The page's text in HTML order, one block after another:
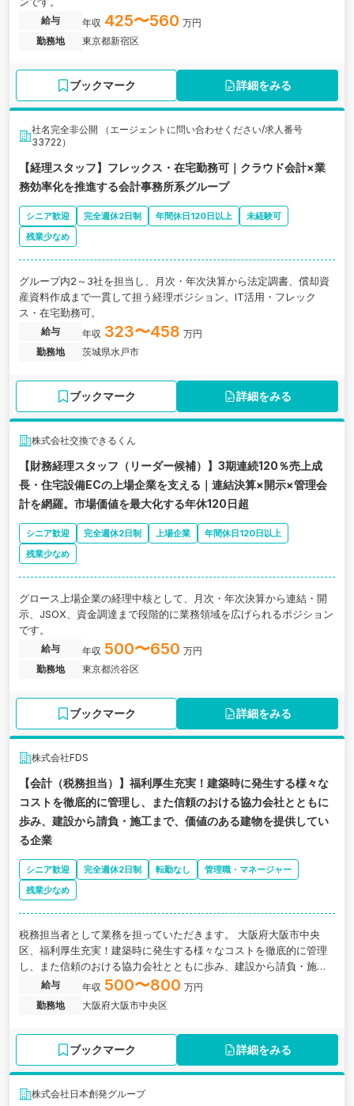
給与 年収 425〜560 万円
勤務地
東京都新宿区
ブックマーク 詳細をみる
社名完全非公開 （エージェントに問い合わせください/求人番号
33722）
【経理スタッフ】フレックス・在宅勤務可｜クラウド会計×業
務効率化を推進する会計事務所系グループ
シニア歓迎 完全週休2日制 年間休日120日以上
未経験可
残業少なめ
グループ内2～3社を担当し、月次・年次決算から法定調書、償却資
産資料作成まで一貫して担う経理ポジション。IT活用・フレック
ス・在宅勤務可。
給与 年収 323〜458 万円
勤務地
茨城県水戸市
ブックマーク 詳細をみる
株式会社交換できるくん
【財務経理スタッフ（リーダー候補）】3期連続120％売上成
長・住宅設備ECの上場企業を支える｜連結決算×開示×管理会
計を網羅。市場価値を最大化する年休120日超
シニア歓迎 完全週休2日制 上場企業
年間休日120日以上
残業少なめ
グロース上場企業の経理中核として、月次・年次決算から連結・開
示、JSOX、資金調達まで段階的に業務領域を広げられるポジション
です。
給与 年収 500〜650 万円
勤務地
東京都渋谷区
ブックマーク 詳細をみる
株式会社FDS
【会計（税務担当）】福利厚生充実！建築時に発生する様々な
コストを徹底的に管理し、また信頼のおける協力会社とともに
歩み、建設から請負・施工まで、価値のある建物を提供してい
る企業
シニア歓迎 完全週休2日制 転勤なし
管理職・マネージャー
残業少なめ
税務担当者として業務を担っていただきます。 大阪府大阪市中央
区、福利厚生充実！建築時に発生する様々なコストを徹底的に管理
し、また信頼のおける協力会社とともに歩み、建設から請負・施工
まで、価値のある建物を提供している企業の求人です。
給与 年収 500〜800 万円
勤務地
大阪府大阪市中央区
ブックマーク 詳細をみる
株式会社日本創発グループ